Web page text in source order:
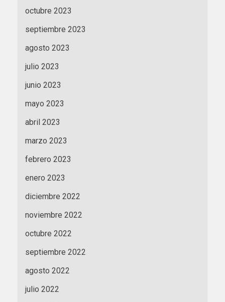
octubre 2023
septiembre 2023
agosto 2023
julio 2023
junio 2023
mayo 2023
abril 2023
marzo 2023
febrero 2023
enero 2023
diciembre 2022
noviembre 2022
octubre 2022
septiembre 2022
agosto 2022
julio 2022